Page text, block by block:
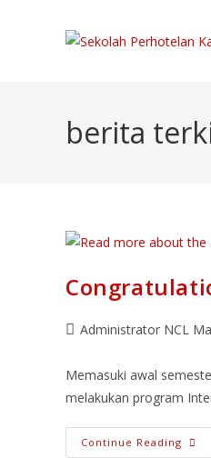
berita
Administrator NCL
Memasuki awal
melakukan program
Continue Reading